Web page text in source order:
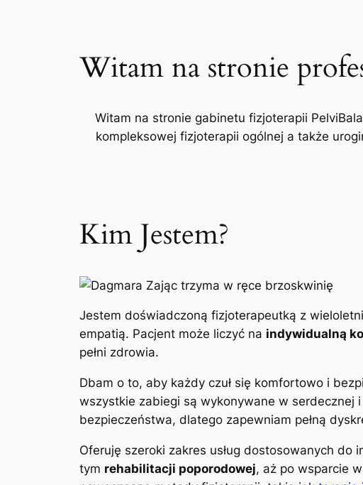
Witam na stronie
Witam na stronie gabinetu fizjoterapii
kompleksowej fizjoterapii ogólnej a także
Kim Jestem?
Jestem doświadczoną fizjoterapeutką z
empatią. Pacjent może liczyć na indywidualną
pełni zdrowia.
Dbam o to, aby każdy czuł się komfortowo i
wszystkie zabiegi są wykonywane w serdecznej
bezpieczeństwa, dlatego zapewniam pełną
Oferuję szeroki zakres usług dostosowanych
tym rehabilitacji poporodowej, aż po wsparcie